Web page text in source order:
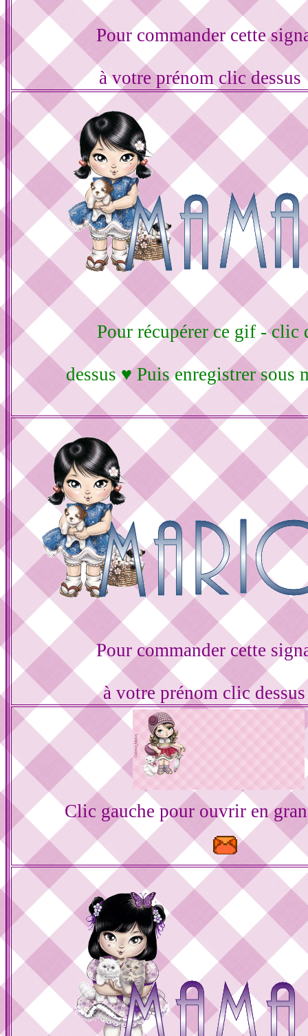
Pour commander cette
à votre prénom clic dessus
Pour récupérer ce gif - clic
dessus ♥ Puis enregistrer sous
Pour commander cette
à votre prénom clic
Clic gauche pour ouvrir en